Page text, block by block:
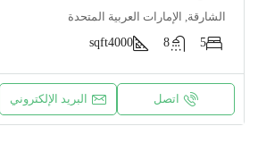
الشارقة, الإمارات العربية المتحدة
5
8
4000
sqft
اتصل البريد الإلكتروني